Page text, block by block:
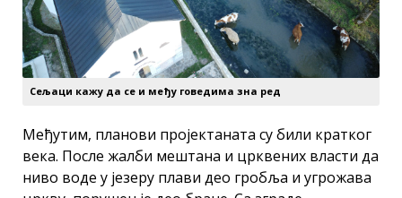
Сељаци кажу да се и међу говедима зна ред
Међутим, планови пројектаната су били кратког
века. После жалби мештана и црквених власти да
ниво воде у језеру плави део гробља и угрожава